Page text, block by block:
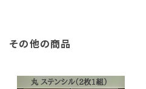
その他の商品